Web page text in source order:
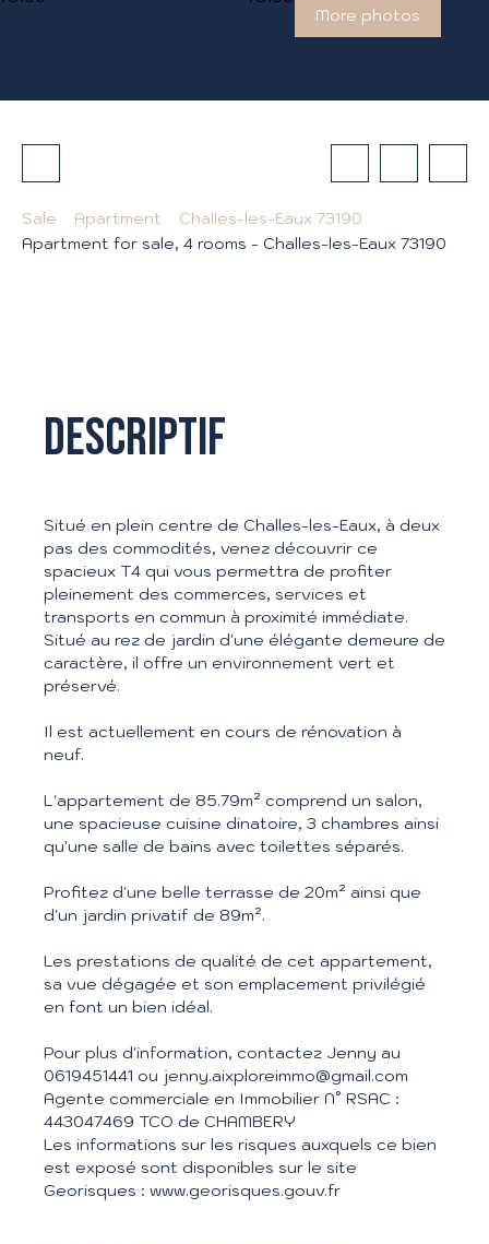
More photos
Sale Apartment
Challes-les-Eaux 73190
Apartment for sale, 4 rooms - Challes-les-Eaux 73190
Descriptif
Situé en plein centre de Challes-les-Eaux, à deux
pas des commodités, venez découvrir ce
spacieux T4 qui vous permettra de profiter
pleinement des commerces, services et
transports en commun à proximité immédiate.
Situé au rez de jardin d'une élégante demeure de
caractère, il offre un environnement vert et
préservé.
Il est actuellement en cours de rénovation à
neuf.
L'appartement de 85.79m² comprend un salon,
une spacieuse cuisine dinatoire, 3 chambres ainsi
qu'une salle de bains avec toilettes séparés.
Profitez d'une belle terrasse de 20m² ainsi que
d'un jardin privatif de 89m².
Les prestations de qualité de cet appartement,
sa vue dégagée et son emplacement privilégié
en font un bien idéal.
Pour plus d'information, contactez Jenny au
0619451441 ou jenny.aixploreimmo@gmail.com
Agente commerciale en Immobilier N° RSAC :
443047469 TCO de CHAMBERY
Les informations sur les risques auxquels ce bien
est exposé sont disponibles sur le site
Georisques : www.georisques.gouv.fr